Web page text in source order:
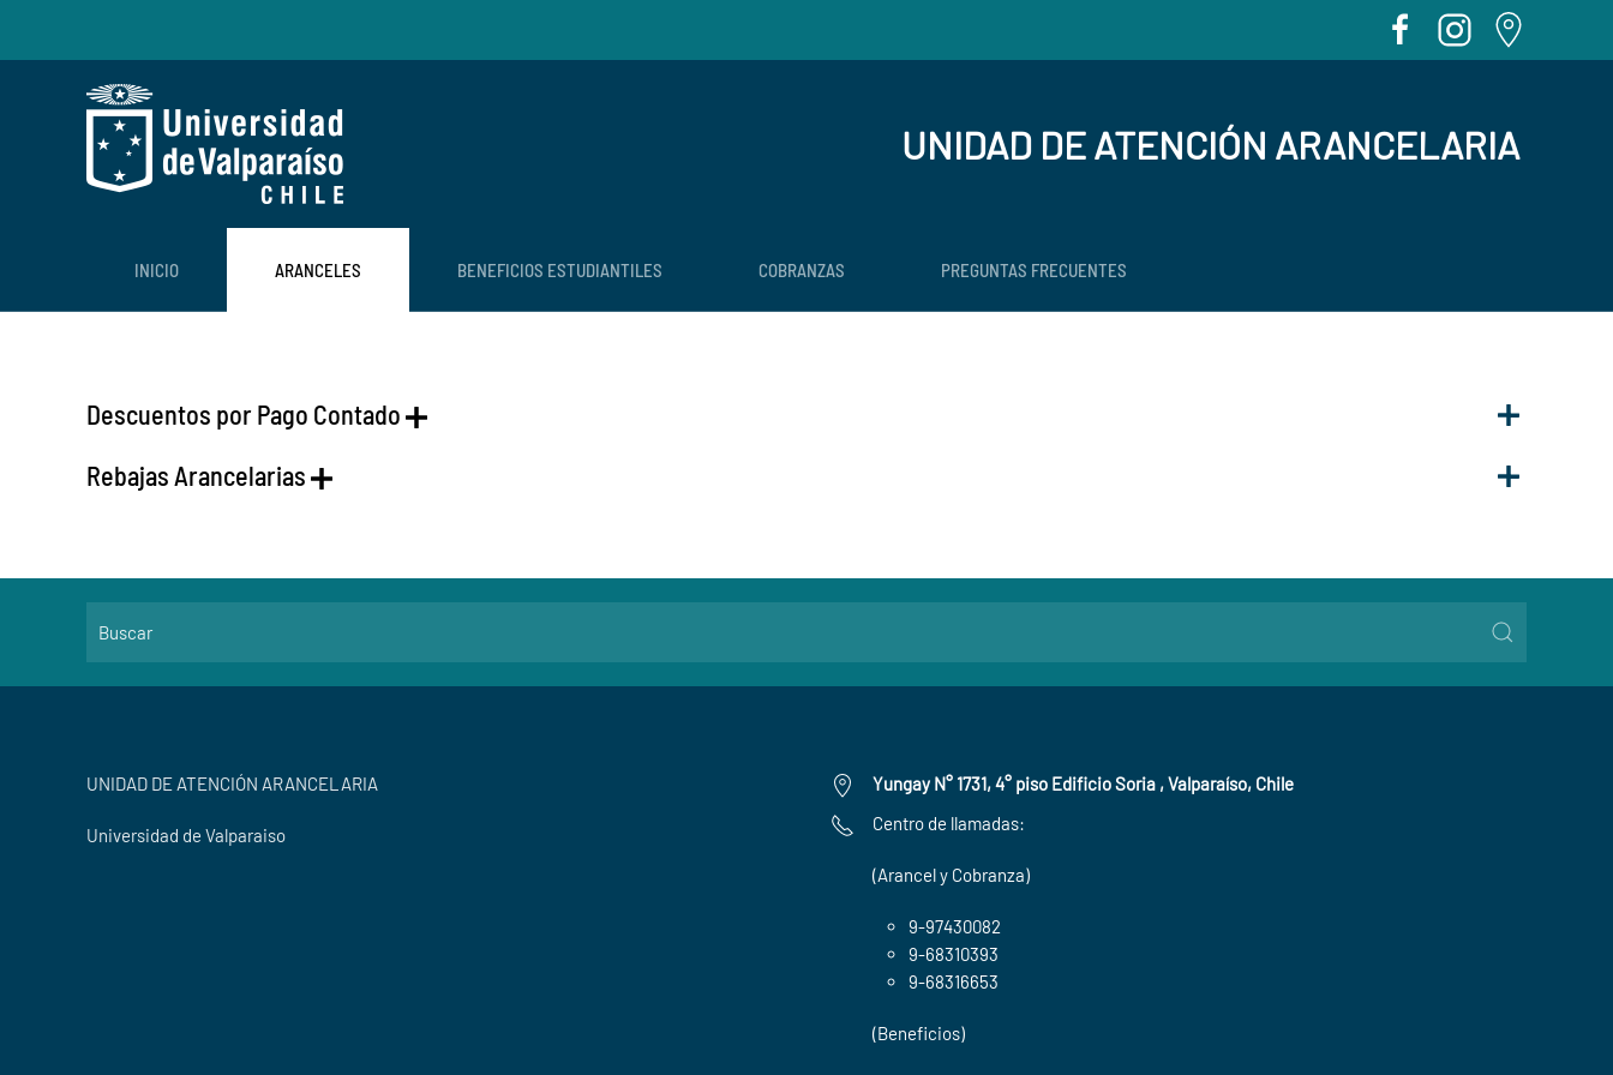
Skip to main content
UNIDAD DE ATENCIÓN ARANCELARIA
INICIO ARANCELES BENEFICIOS ESTUDIANTILES COBRANZAS PREGUNTAS FRECUENTES
Descuentos por Pago Contado
Rebajas Arancelarias
UNIDAD DE ATENCIÓN ARANCELARIA
Universidad de Valparaiso
Yungay N° 1731, 4° piso Edificio Soria , Valparaíso, Chile
Centro de llamadas:
(Arancel y Cobranza)
9-97430082
9-68310393
9-68316653
(Beneficios)